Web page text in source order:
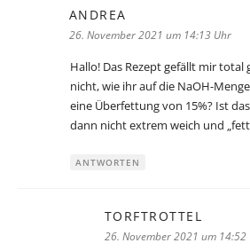
ANDREA
26. November 2021 um 14:13 Uhr
Hallo! Das Rezept gefällt mir total
nicht, wie ihr auf die NaOH-
eine Überfettung von 15%? Ist
dann nicht extrem weich und
ANTWORTEN
TORFTROTTEL
26. November 2021 um 14:52